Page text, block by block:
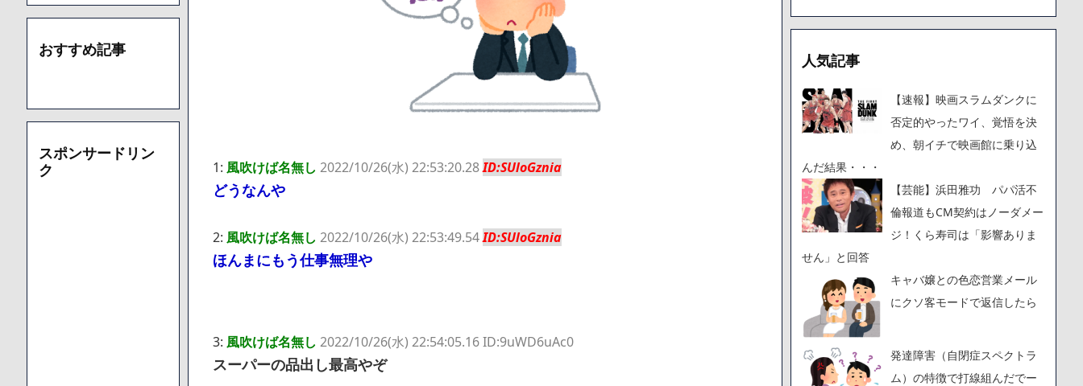
1: 風吹けば名無し 2022/10/26(水) 22:53:20.28ID:SUloGznia
どうなんや
2: 風吹けば名無し 2022/10/26(水) 22:53:49.54ID:SUloGznia
ほんまにもう仕事無理や
3: 風吹けば名無し 2022/10/26(水) 22:54:05.16 ID:9uWD6uAc0
スーパーの品出し最高やぞ
おすすめ記事
スポンサードリン
ク
人気記事
【速報】映画スラムダンクに
否定的やったワイ、覚悟を決
め、朝イチで映画館に乗り込
んだ結果・・・
【芸能】浜田雅功 パパ活不
倫報道もCM契約はノーダメー
ジ！くら寿司は「影響ありま
せん」と回答
キャバ嬢との色恋営業メール
にクソ客モードで返信したら
発達障害（自閉症スペクトラ
ム）の特徴で打線組んだでー